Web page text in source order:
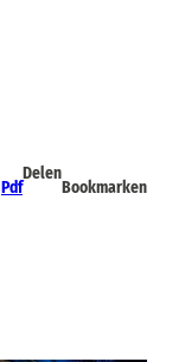
Pdf
Delen
Bookmarken